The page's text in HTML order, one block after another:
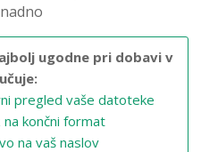
ugodne pri dobavi v
pregled vaše datoteke
končni format
na vaš naslov